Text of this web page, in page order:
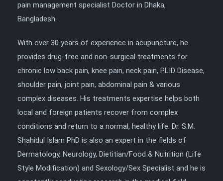
pain management specialist Doctor in Dhaka,
Bangladesh.
With over 30 years of experience in acupuncture, he
provides drug-free and non-surgical treatments for
chronic low back pain, knee pain, neck pain, PLID Disease,
shoulder pain, joint pain, abdominal pain & various
complex diseases. His treatments expertise helps both
local and foreign patients recover from complex
conditions and return to a normal, healthy life. Dr. S.M.
Shahidul Islam PhD is also an expert in the fields of
Dermatology, Neurology, Dietitian/Food & Nutrition (Life
Style Modification) and Sexology/Sex Specialist and he is